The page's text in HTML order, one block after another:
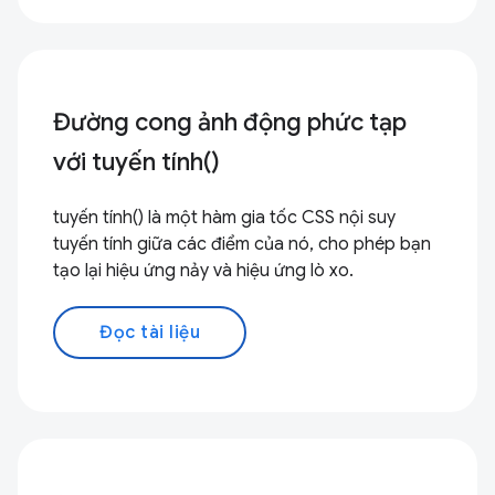
Đường cong ảnh động phức tạp
với tuyến tính()
tuyến tính() là một hàm gia tốc CSS nội suy
tuyến tính giữa các điểm của nó, cho phép bạn
tạo lại hiệu ứng nảy và hiệu ứng lò xo.
Đọc tài liệu